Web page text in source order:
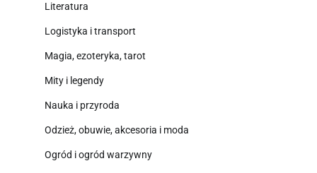
Literatura
Logistyka i transport
Magia, ezoteryka, tarot
Mity i legendy
Nauka i przyroda
Odzież, obuwie, akcesoria i moda
Ogród i ogród warzywny